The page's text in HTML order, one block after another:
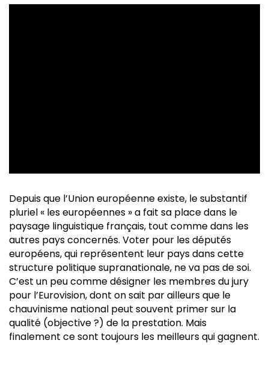
Depuis que l’Union européenne existe, le substantif
pluriel « les européennes » a fait sa place dans le
paysage linguistique français, tout comme dans les
autres pays concernés. Voter pour les députés
européens, qui représentent leur pays dans cette
structure politique supranationale, ne va pas de soi.
C’est un peu comme désigner les membres du jury
pour l’Eurovision, dont on sait par ailleurs que le
chauvinisme national peut souvent primer sur la
qualité (objective ?) de la prestation. Mais
finalement ce sont toujours les meilleurs qui gagnent.